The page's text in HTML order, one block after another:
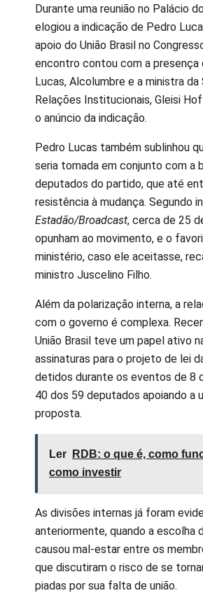
Durante uma reunião no Palácio
elogiou a indicação de Pedro
apoio do União Brasil no
encontro contou com a presença
Lucas, Alcolumbre e a ministra
Relações Institucionais, Gleisi
o anúncio da indicação.
Pedro Lucas também sublinhou
seria tomada em conjunto com a
deputados do partido, que até
resistência à mudança. Segundo
Estadão/Broadcast, cerca de 25
opunham ao movimento, e o
ministério, caso ele aceitasse,
ministro Juscelino Filho.
Além da polarização interna, a
com o governo é complexa.
União Brasil teve um papel ativo
assinaturas para o projeto de lei
detidos durante os eventos de 8
40 dos 59 deputados apoiando a
proposta.
Ler
RDB: o que é, como
como investir
As divisões internas já foram
anteriormente, quando a escolha
causou mal-estar entre os
que discutiram o risco de se
piadas por sua falta de união.